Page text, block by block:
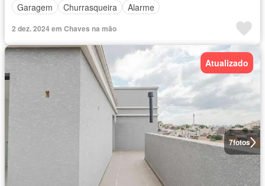
Garagem
Churrasqueira Alarme
2 dez. 2024 em Chaves na mão
7fotos
Atualizado